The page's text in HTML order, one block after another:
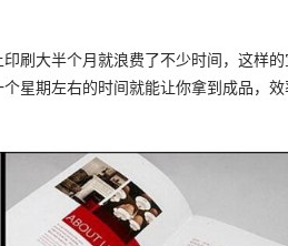
刷大半个月就浪费了不少时间，这样的
星期左右的时间就能让你拿到成品，效